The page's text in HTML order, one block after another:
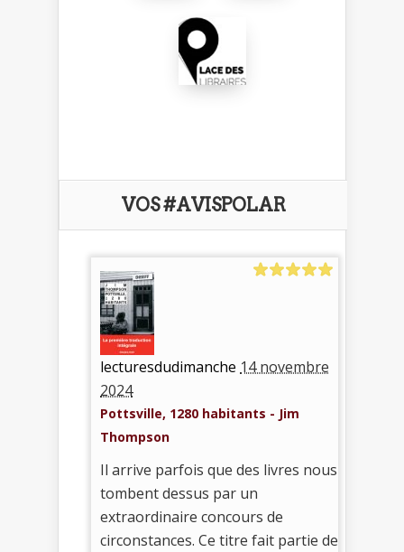
VOS #AVISPOLAR
lecturesdudimanche 14 novembre
2024
Pottsville, 1280 habitants - Jim
Thompson
Il arrive parfois que des livres nous
tombent dessus par un
extraordinaire concours de
circonstances. Ce titre fait partie de